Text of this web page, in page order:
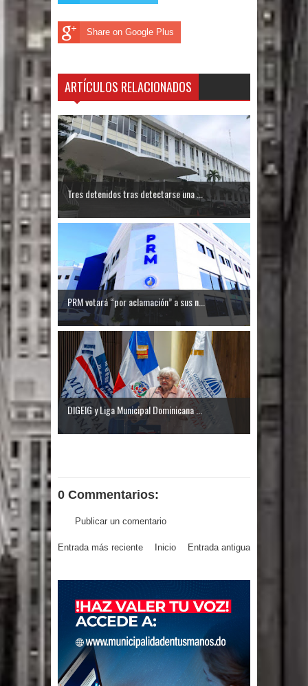
El PRM tendrá desde el próximo
domingo una dirección de hombres
Share on Google Plus
ARTÍCULOS RELACIONADOS
Tres detenidos tras detectarse una ...
PRM votará “por aclamación” a sus n...
DIGEIG y Liga Municipal Dominicana ...
0 Commentarios:
Publicar un comentario
Entrada más reciente Entrada antigua
Inicio